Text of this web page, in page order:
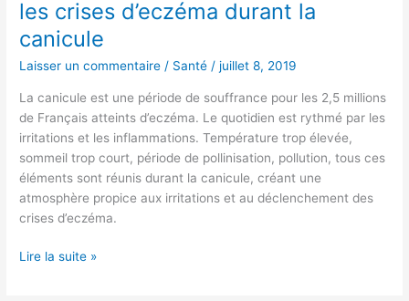
les crises d’eczéma durant la
canicule
Laisser un commentaire / Santé /juillet 8, 2019
La canicule est une période de souffrance pour les 2,5 millions
de Français atteints d’eczéma. Le quotidien est rythmé par les
irritations et les inflammations. Température trop élevée,
sommeil trop court, période de pollinisation, pollution, tous ces
éléments sont réunis durant la canicule, créant une
atmosphère propice aux irritations et au déclenchement des
crises d’eczéma.
Lire la suite »